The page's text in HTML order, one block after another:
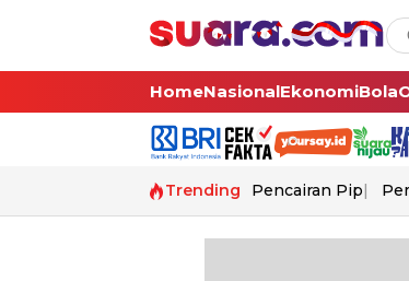
HomeNasionalEkonomiBola
Trending Pencairan Pip